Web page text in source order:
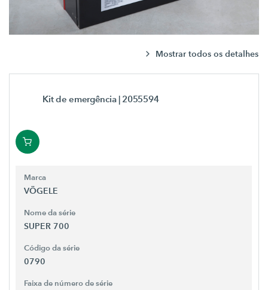
Mostrar todos os detalhes
Kit de emergência | 2055594
Marca
VÖGELE
Nome da série
SUPER 700
Código da série
0790
Faixa de número de série